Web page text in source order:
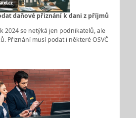
daňové přiznání k dani z příjmů
2024 se netýká jen podnikatelů, ale
Přiznání musí podat i některé OSVČ